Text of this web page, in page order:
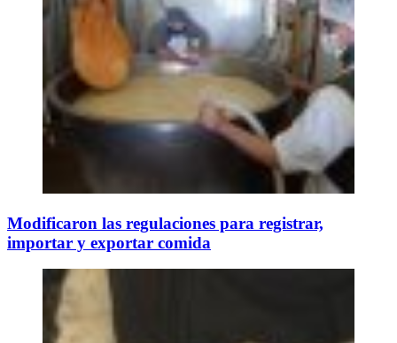
Modificaron las regulaciones para registrar,
importar y exportar comida